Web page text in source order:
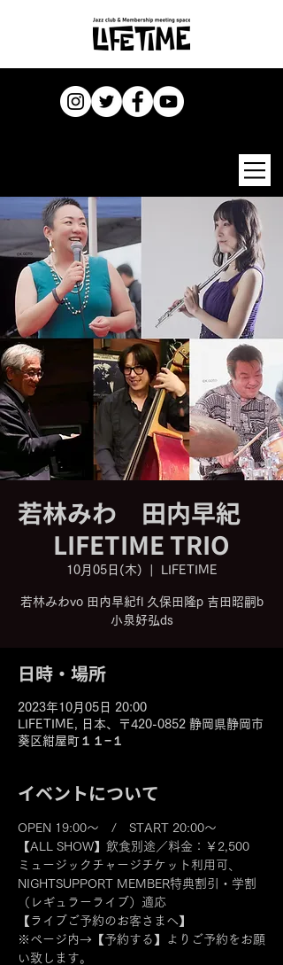
若林みわ 田内早紀
LIFETIME TRIO
10月05日(木) LIFETIME
若林みわvo 田内早紀fl 久保田隆p 吉田昭嗣b
小泉好弘ds
日時・場所
2023年10月05日 20:00
LIFETIME, 日本、〒420-0852 静岡県静岡市
葵区紺屋町１１−１
イベントについて
OPEN 19:00～　/　START 20:00～
【ALL SHOW】飲食別途／料金：￥2,500
ミュージックチャージチケット利用可、
NIGHTSUPPORT MEMBER特典割引・学割
（レギュラーライブ）適応
【ライブご予約のお客さまへ】
※ページ内→【予約する】よりご予約をお願
い致します。